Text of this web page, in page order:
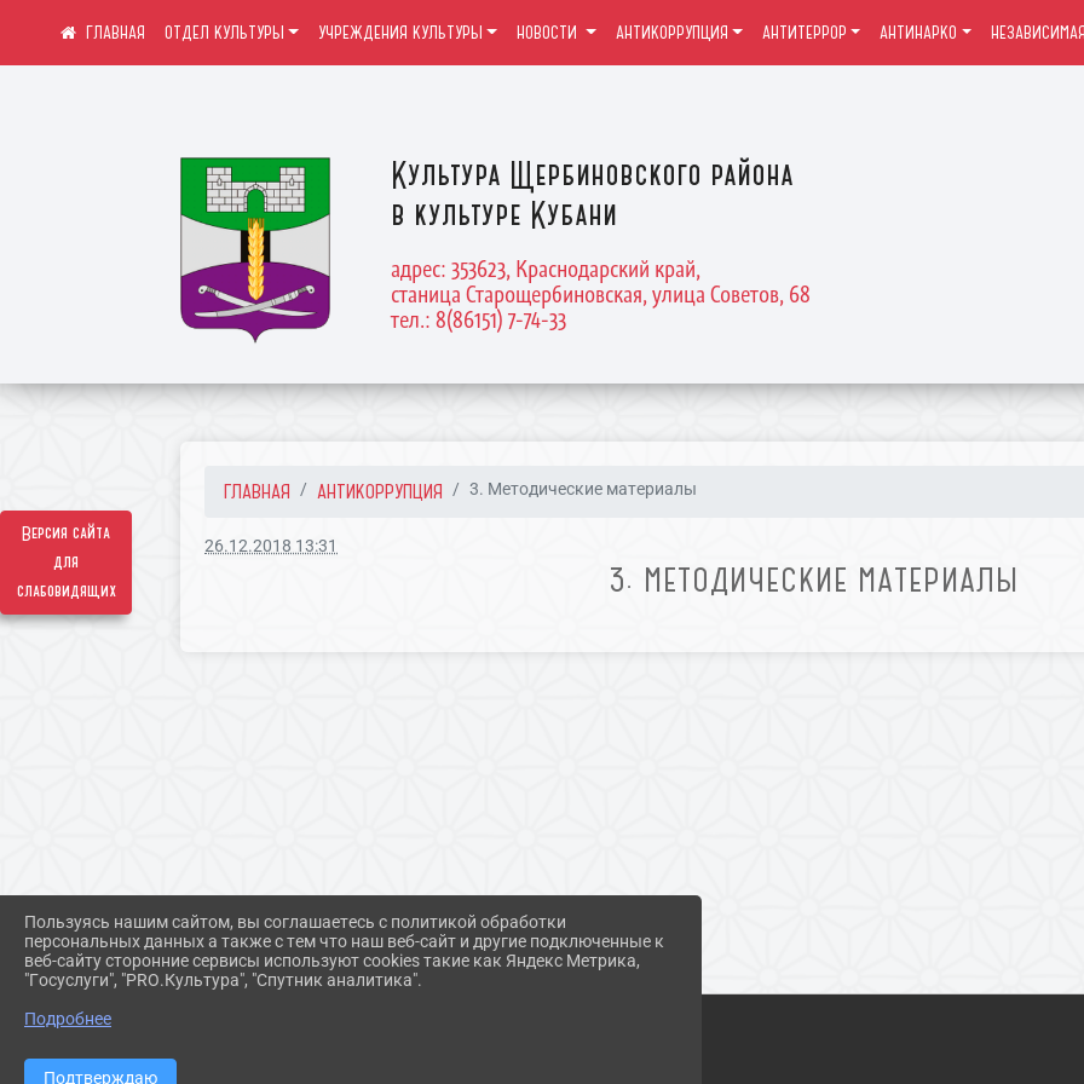
Версия сайта
для
слабовидящих
Культура Щербиновского района
в культуре Кубани
адрес: 353623, Краснодарский край,
станица Старощербиновская, улица Советов, 68
тел.: 8(86151) 7-74-33
ОТДЕЛ КУЛЬТУРЫ УЧРЕЖДЕНИЯ КУЛЬТУРЫ НОВОСТИ АНТИКОРРУПЦИЯ АНТИТЕРРОР АНТИНАРКО
ГЛАВНАЯ АНТИКОРРУПЦИЯ 3. Методические материалы
26.12.2018 13:31
3. МЕТОДИЧЕСКИЕ МАТЕРИАЛЫ
Пользуясь нашим сайтом, вы соглашаетесь с политикой обработки
персональных данных а также с тем что наш веб-сайт и другие подключенные к
веб-сайту сторонние сервисы используют cookies такие как Яндекс Метрика,
"Госуслуги", "PRO.Культура", "Спутник аналитика".
Подробнее
Подтверждаю